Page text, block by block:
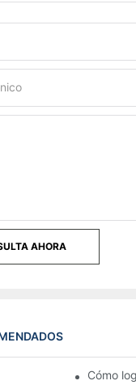
AHORA
banquete de linoCómo